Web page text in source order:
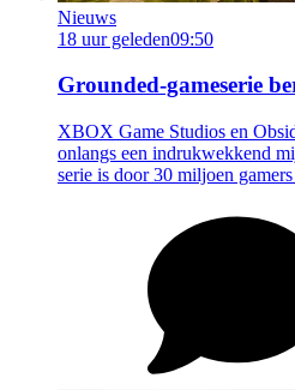
Nieuws
18 uur geleden09:50
Grounded-gameserie
XBOX Game Studios en
onlangs een indrukwekkend
serie is door 30 miljoen gamers